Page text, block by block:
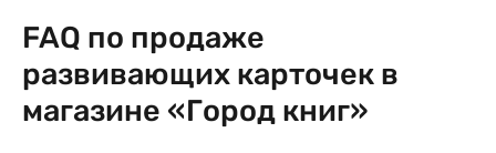
FAQ по продаже
развивающих карточек в
магазине «Город книг»